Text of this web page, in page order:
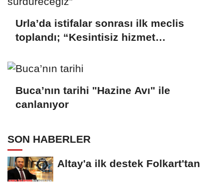
Urla’da istifalar sonrası ilk meclis
toplandı; “Kesintisiz hizmet
Buca’nın tarihi "Hazine Avı" ile
canlanıyor
SON HABERLER
Altay'a ilk destek Folkart'tan